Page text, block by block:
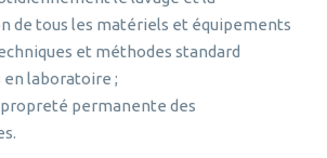
de tous les matériels et équipements
et méthodes standard
en laboratoire ;
permanente des